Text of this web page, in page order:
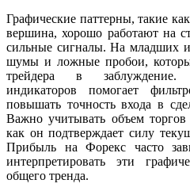
Графические паттерны, такие
вершина, хорошо работают на
сильные сигналы. На младших
шумы и ложные пробои,
трейдера в заблуждение.
индикаторов помогает
повышать точность входа в
Важно учитывать объем
как он подтверждает силу
Прибыль на Форекс часто
интерпретировать эти
общего тренда.